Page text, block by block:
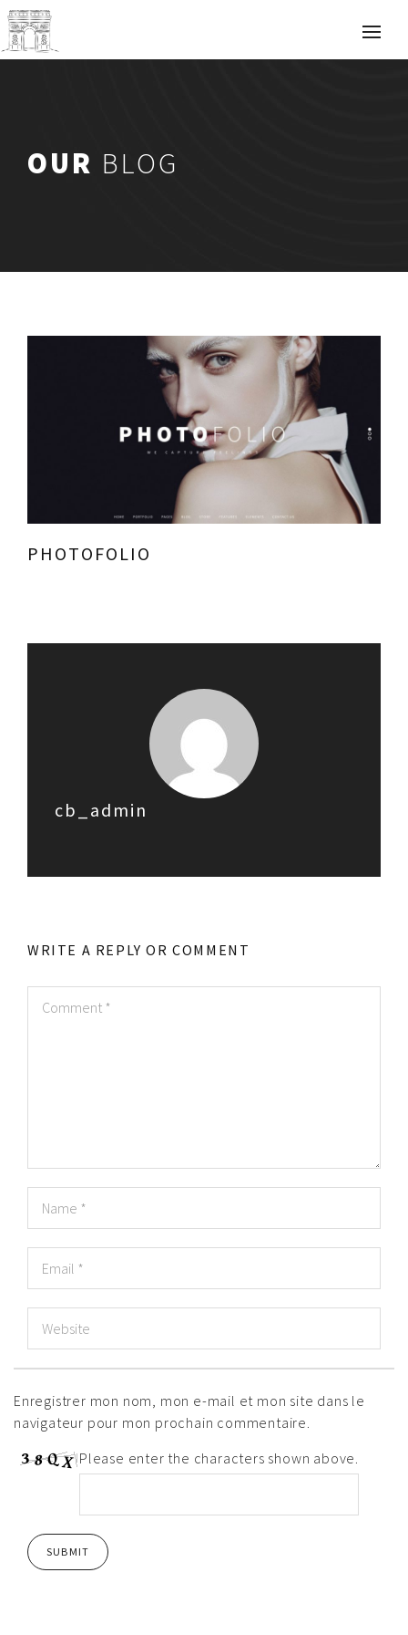
OUR BLOG
PHOTOFOLIO
cb_admin
WRITE A REPLY OR COMMENT
Enregistrer mon nom, mon e-mail et mon site dans le
navigateur pour mon prochain commentaire.
Please enter the characters shown above.